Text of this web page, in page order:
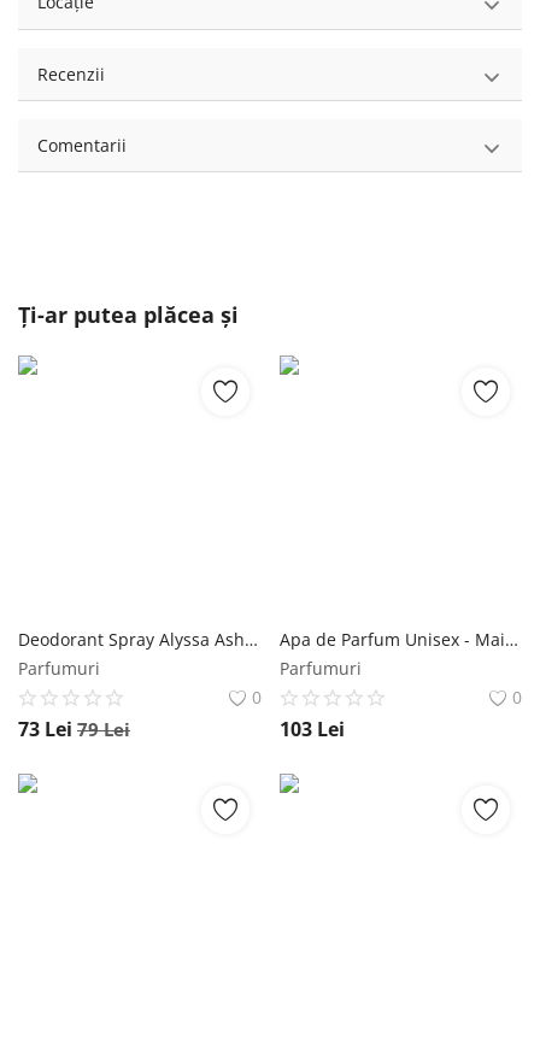
Recenzii
Comentarii
Ți-ar putea plăcea și
Deodorant Spray Alyssa Ashley Musk, Unisex, 100ml Alyssa Ashley
Parfumuri
0
73 Lei 79Lei
Apa de Parfum Unisex - Maison Alhambra EDP Signatures No. IV, 50 ml Maison Alhambra
Parfumuri
0
103 Lei